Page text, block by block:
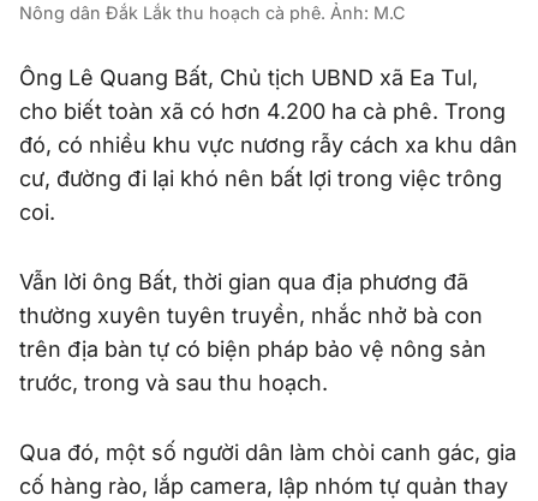
Nông dân Đắk Lắk thu hoạch cà phê. Ảnh: M.C
Ông Lê Quang Bất, Chủ tịch UBND xã Ea Tul,
cho biết toàn xã có hơn 4.200 ha cà phê. Trong
đó, có nhiều khu vực nương rẫy cách xa khu dân
cư, đường đi lại khó nên bất lợi trong việc trông
coi.
Vẫn lời ông Bất, thời gian qua địa phương đã
thường xuyên tuyên truyền, nhắc nhở bà con
trên địa bàn tự có biện pháp bảo vệ nông sản
trước, trong và sau thu hoạch.
Qua đó, một số người dân làm chòi canh gác, gia
cố hàng rào, lắp camera, lập nhóm tự quản thay